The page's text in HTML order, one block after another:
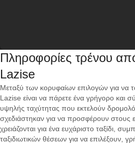
Πληροφορίες τρένου
Lazise
Μεταξύ των κορυφαίων επιλογών για να
Lazise είναι να πάρετε ένα γρήγορο και
υψηλής ταχύτητας που εκτελούν
σχεδιάστηκαν για να προσφέρουν στους
χρειάζονται για ένα ευχάριστο ταξίδι,
ταξιδιωτικών θέσεων για να επιλέξουν,